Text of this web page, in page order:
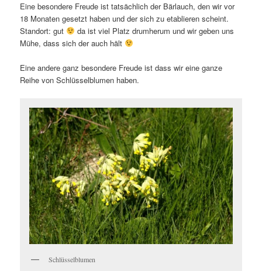
Eine besondere Freude ist tatsächlich der Bärlauch, den wir vor
18 Monaten gesetzt haben und der sich zu etablieren scheint.
Standort: gut
da ist viel Platz drumherum und wir geben uns
Mühe, dass sich der auch hält
Eine andere ganz besondere Freude ist dass wir eine ganze
Reihe von Schlüsselblumen haben.
Schlüsselblumen